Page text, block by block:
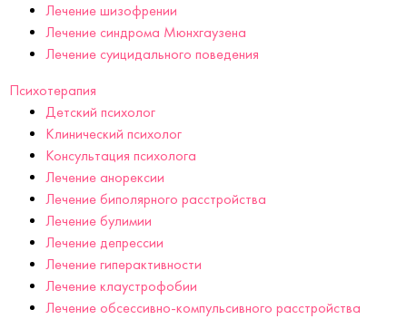
Лечение шизофрении
Лечение синдрома Мюнхгаузена
Лечение суицидального поведения
Психотерапия
Детский психолог
Клинический психолог
Консультация психолога
Лечение анорексии
Лечение биполярного расстройства
Лечение булимии
Лечение депрессии
Лечение гиперактивности
Лечение клаустрофобии
Лечение обсессивно-компульсивного расстройства